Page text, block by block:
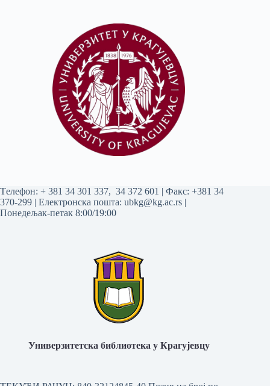
Tелефон: + 381 34 301 337, 34 372 601 | Факс: +381 34
370-299 | Електронска пошта: ubkg@kg.ac.rs |
Понедељак-петак 8:00/19:00
Универзитетска библиотека у Крагујевцу